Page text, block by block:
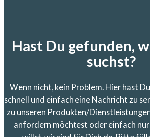
Hast Du gefunden,
suchst?
Wenn nicht, kein Problem. Hier hast
schnell und einfach eine Nachricht zu
zu unseren Produkten/
anfordern möchtest oder einfach nur